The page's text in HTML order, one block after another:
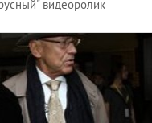
видеоролик